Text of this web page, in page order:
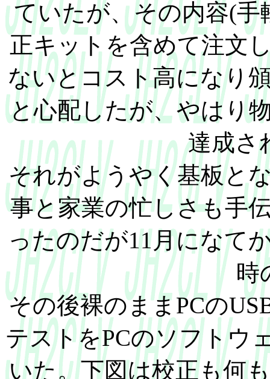
ていたが、その内容(
正キットを含めて注文
ないとコスト高になり
と心配したが、やはり
達成さ
それがようやく基板と
事と家業の忙しさも手
ったのだが11月になて
時
その後裸のままPCの
テストをPCのソフトウ
いた。下図は校正も何